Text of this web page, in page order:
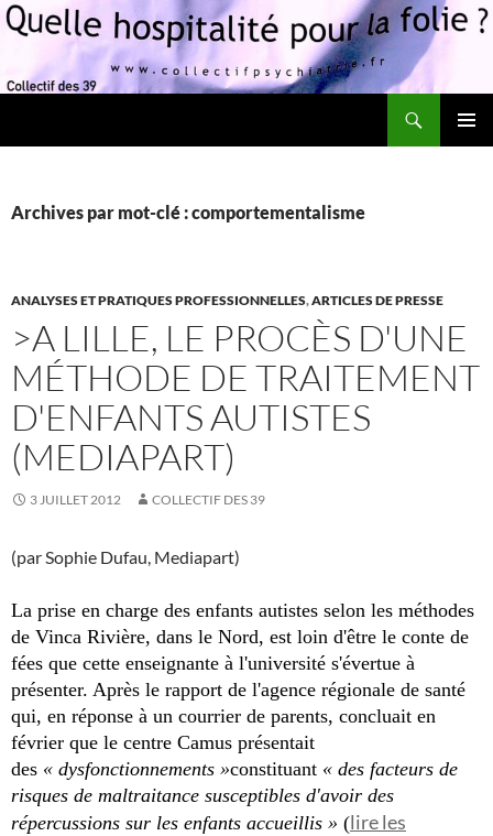
Archives par mot-clé : comportementalisme
ANALYSES ET PRATIQUES PROFESSIONNELLES,ARTICLES DE PRESSE
>A LILLE, LE PROCÈS D'UNE
MÉTHODE DE TRAITEMENT
D'ENFANTS AUTISTES
(MEDIAPART)
3 JUILLET 2012 COLLECTIF DES 39
(par Sophie Dufau, Mediapart)
La prise en charge des enfants autistes selon les méthodes
de Vinca Rivière, dans le Nord, est loin d'être le conte de
fées que cette enseignante à l'université s'évertue à
présenter. Après le rapport de l'agence régionale de santé
qui, en réponse à un courrier de parents, concluait en
février que le centre Camus présentait
des « dysfonctionnements »constituant « des facteurs de
risques de maltraitance susceptibles d'avoir des
répercussions sur les enfants accueillis » (lire les